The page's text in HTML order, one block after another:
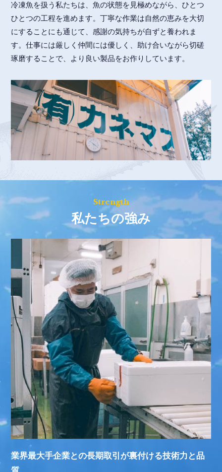
冷凍魚を扱う私たちは、魚の状態を見極めながら、ひとつ
ひとつの工程を進めます。丁寧な作業は自然の恵みを大切
にすることにも通じて、感謝の気持ちが自ずと養われま
す。仕事には厳しく仲間には優しく、助け合いながら切磋
琢磨することで、より良い製品をお作りしています。
業界最大手企業との長期取引が裏付ける技術力と品
Strength
私たちの強み